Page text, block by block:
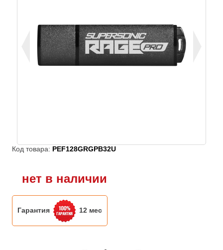
Код товара: PEF128GRGPB32U
нет в наличии
Гарантия 12 мес